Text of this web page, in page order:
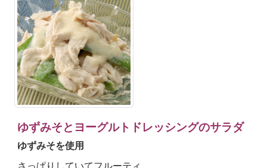
ゆずみそとヨーグルトドレッシングのサラダ
ゆずみそを使用
さっぱりしていてフルーティ